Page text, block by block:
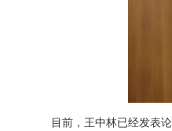
目前，王中林已经发表